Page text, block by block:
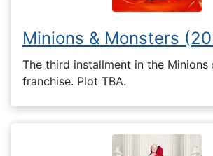
Minions & Monsters
The third installment in the
franchise. Plot TBA.